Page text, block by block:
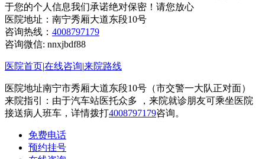
于您的个人信息我们承诺绝对保密！请您放心
医院地址：南宁秀厢大道东段10号
咨询热线： 4008797179
咨询微信: nnxjbdf88
医院首页|在线咨询|来院路线
医院地址南宁市秀厢大道东段10号（市交警一大队正对面）
来院指引：由于汽车站医托众多 ，来院就诊朋友可乘坐医院
接送病人班车，详情拨打4008797179咨询。
免费电话
预约挂号